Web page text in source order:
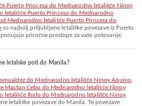
letališče Puerto Princesa do Mednarodno
Mednarodno letališče Puerto Princesa do
so najbolj priljubljene letališke povezave iz Puerto
priročne prestope za vaše potovanje.
letalske poti do Manila?
do Mednarodno letališče Ninoy Aquino
Mactan Cebu do Mednarodno letališče Ninoy
letališče Iloilo do Mednarodno letališče Ninoy
letališke povezave do Manila. Te povezave